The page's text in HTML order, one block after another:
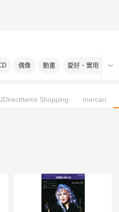
偶像 動畫 愛好、實用、教育
JDirectItems Shopping mercari